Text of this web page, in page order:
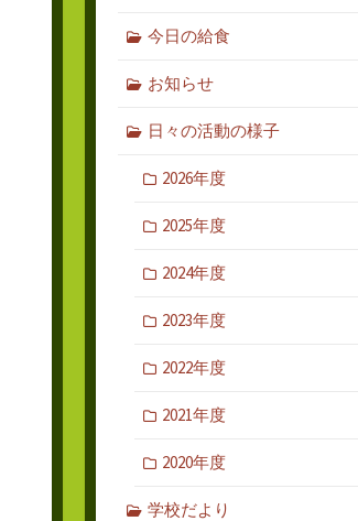
今日の給食
お知らせ
日々の活動の様子
2026年度
2025年度
2024年度
2023年度
2022年度
2021年度
2020年度
学校だより